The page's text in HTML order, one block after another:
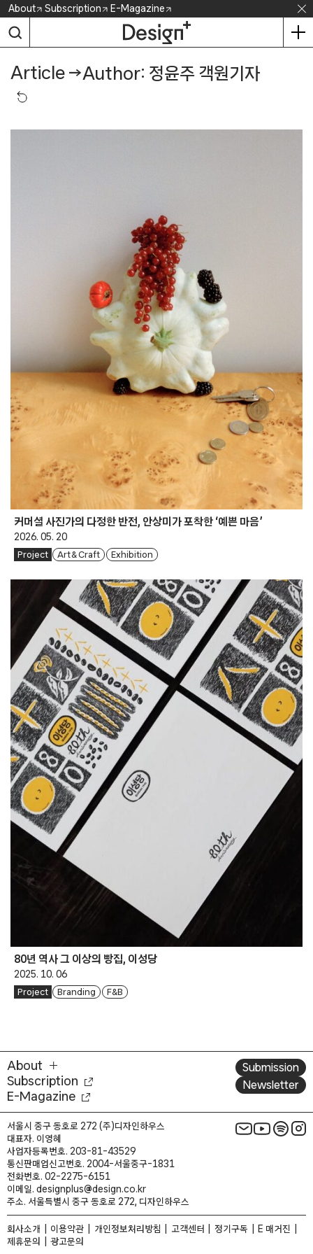
Skip
content
About Subscription E-Magazine
Article →Author: 정윤주 객원기자
커머셜 사진가의 다정한 반전, 안상미가 포착한 ‘예쁜 마음’
2026. 05. 20
Project Art & Craft Exhibition
80년 역사 그 이상의 빵집, 이성당
2025. 10. 06
Project Branding F&B
About
Subscription
E-Magazine
Submission
Newsletter
서울시 중구 동호로 272 (주)디자인하우스
대표자. 이영혜
사업자등록번호. 203-81-43529
통신판매업신고번호. 2004-서울중구-1831
전화번호. 02-2275-6151
이메일. designplus@design.co.kr
주소. 서울특별시 중구 동호로 272, 디자인하우스
회사소개 이용약관 개인정보처리방침 고객센터 정기구독
E 매거진
제휴문의
광고문의